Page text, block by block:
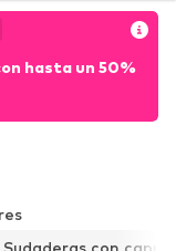
hasta un 50%
Sudaderas con